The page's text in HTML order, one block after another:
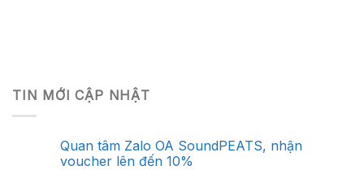
TIN MỚI CẬP NHẬT
Quan tâm Zalo OA SoundPEATS, nhận
voucher lên đến 10%